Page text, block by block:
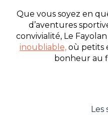
Que vous soyez en
d’aventures
convivialité, Le
inoubliable, où petits
bonheur au
Les